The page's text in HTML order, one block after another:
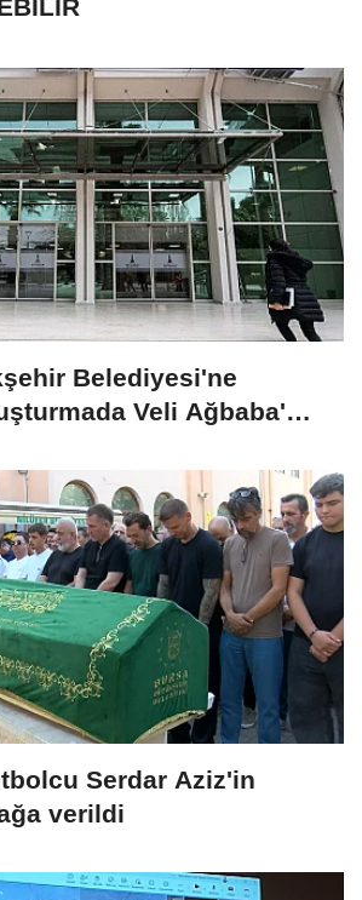
Belediyesi'ne
Veli Ağbaba'nın
Serdar Aziz'in
verildi